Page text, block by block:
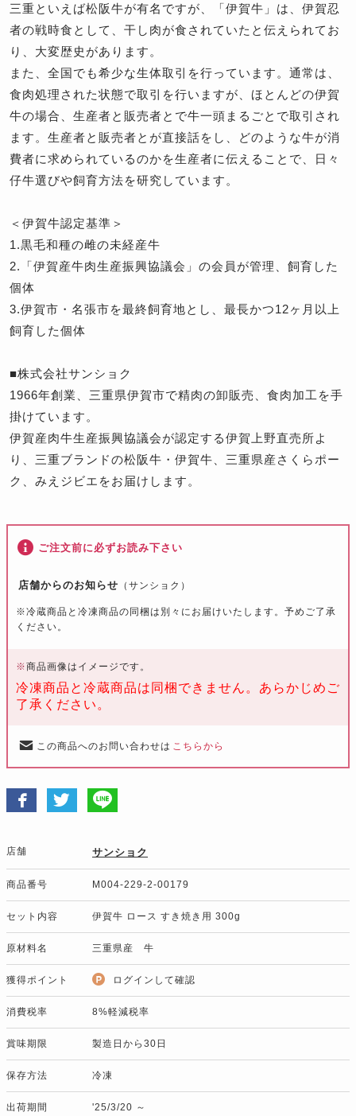
三重といえば松阪牛が有名ですが、「伊賀牛」は、伊賀忍
者の戦時食として、干し肉が食されていたと伝えられてお
り、大変歴史があります。
また、全国でも希少な生体取引を行っています。通常は、
食肉処理された状態で取引を行いますが、ほとんどの伊賀
牛の場合、生産者と販売者とで牛一頭まるごとで取引され
ます。生産者と販売者とが直接話をし、どのような牛が消
費者に求められているのかを生産者に伝えることで、日々
仔牛選びや飼育方法を研究しています。
＜伊賀牛認定基準＞
1.黒毛和種の雌の未経産牛
2.「伊賀産牛肉生産振興協議会」の会員が管理、飼育した
個体
3.伊賀市・名張市を最終飼育地とし、最長かつ12ヶ月以上
飼育した個体
■株式会社サンショク
1966年創業、三重県伊賀市で精肉の卸販売、食肉加工を手
掛けています。
伊賀産肉牛生産振興協議会が認定する伊賀上野直売所よ
り、三重ブランドの松阪牛・伊賀牛、三重県産さくらポー
ク、みえジビエをお届けします。
ご注文前に必ずお読み下さい
店舗からのお知らせ （サンショク）
※冷蔵商品と冷凍商品の同梱は別々にお届けいたします。予めご了承
ください。
※商品画像はイメージです。
冷凍商品と冷蔵商品は同梱できません。あらかじめご
了承ください。
この商品へのお問い合わせは こちらから
店舗 サンショク
商品番号 M004-229-2-00179
セット内容 伊賀牛 ロース すき焼き用 300g
原材料名 三重県産 牛
獲得ポイント ログインして確認
消費税率 8%軽減税率
賞味期限 製造日から30日
保存方法 冷凍
出荷期間 '25/3/20 ～